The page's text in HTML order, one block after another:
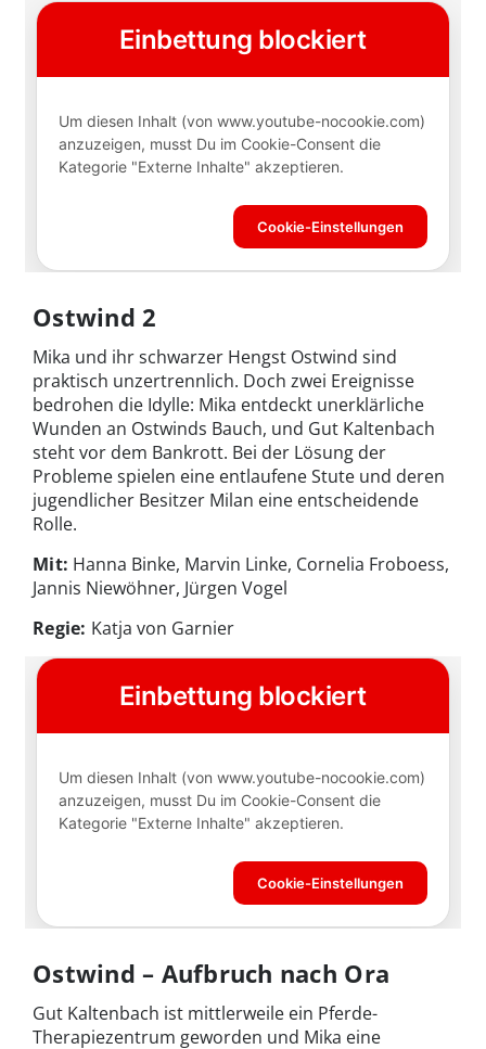
Ostwind 2
Mika und ihr schwarzer Hengst Ostwind sind
praktisch unzertrennlich. Doch zwei Ereignisse
bedrohen die Idylle: Mika entdeckt unerklärliche
Wunden an Ostwinds Bauch, und Gut Kaltenbach
steht vor dem Bankrott. Bei der Lösung der
Probleme spielen eine entlaufene Stute und deren
jugendlicher Besitzer Milan eine entscheidende
Rolle.
Mit: Hanna Binke, Marvin Linke, Cornelia Froboess,
Jannis Niewöhner, Jürgen Vogel
Regie: Katja von Garnier
Ostwind – Aufbruch nach Ora
Gut Kaltenbach ist mittlerweile ein Pferde-
Therapiezentrum geworden und Mika eine